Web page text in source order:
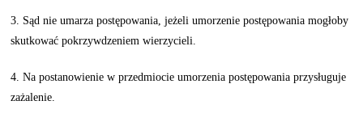
3. Sąd nie umarza postępowania, jeżeli umorzenie postępowania mogłoby
skutkować pokrzywdzeniem wierzycieli.
4. Na postanowienie w przedmiocie umorzenia postępowania przysługuje
zażalenie.